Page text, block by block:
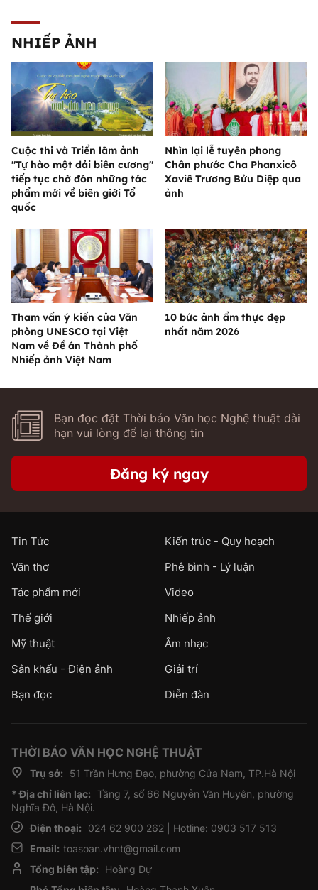
NHIẾP ẢNH
Cuộc thi và Triển lãm ảnh
"Tự hào một dải biên cương"
tiếp tục chờ đón những tác
phẩm mới về biên giới Tổ
quốc
Nhìn lại lễ tuyên phong
Chân phước Cha Phanxicô
Xaviê Trương Bửu Diệp qua
ảnh
Tham vấn ý kiến của Văn
phòng UNESCO tại Việt
Nam về Đề án Thành phố
Nhiếp ảnh Việt Nam
10 bức ảnh ẩm thực đẹp
nhất năm 2026
Bạn đọc đặt Thời báo Văn học Nghệ thuật dài
hạn vui lòng để lại thông tin
Đăng ký ngay
Tin Tức
Kiến trúc - Quy hoạch
Văn thơ
Phê bình - Lý luận
Tác phẩm mới
Video
Thế giới
Nhiếp ảnh
Mỹ thuật
Âm nhạc
Sân khấu - Điện ảnh
Giải trí
Bạn đọc
Diễn đàn
THỜI BÁO VĂN HỌC NGHỆ THUẬT
Trụ sở:
51 Trần Hưng Đạo, phường Cửa Nam, TP.Hà Nội
* Địa chỉ liên lạc: Tầng 7, số 66 Nguyễn Văn Huyên, phường
Nghĩa Đô, Hà Nội.
Điện thoại:
024 62 900 262 | Hotline: 0903 517 513
Email: toasoan.vhnt@gmail.com
Tổng biên tập:
Hoàng Dự